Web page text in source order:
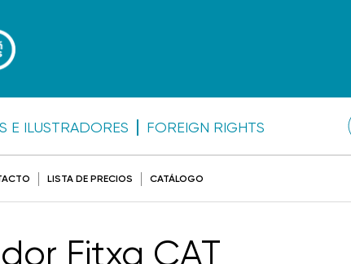
E ILUSTRADORES FOREIGN RIGHTS
LISTA DE PRECIOS CATÁLOGO
Fitxa CAT